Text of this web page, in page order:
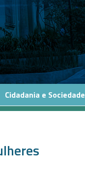
Cidadania e Sociedade